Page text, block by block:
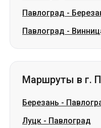
Павлоград -
Павлоград -
Маршруты в г.
Березань -
Луцк - Павлоград